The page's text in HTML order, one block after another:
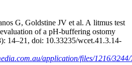
G, Goldstine JV et al. A litmus test
of a pH-buffering ostomy
14–21, doi: 10.33235/wcet.41.3.14-
application/files/1216/